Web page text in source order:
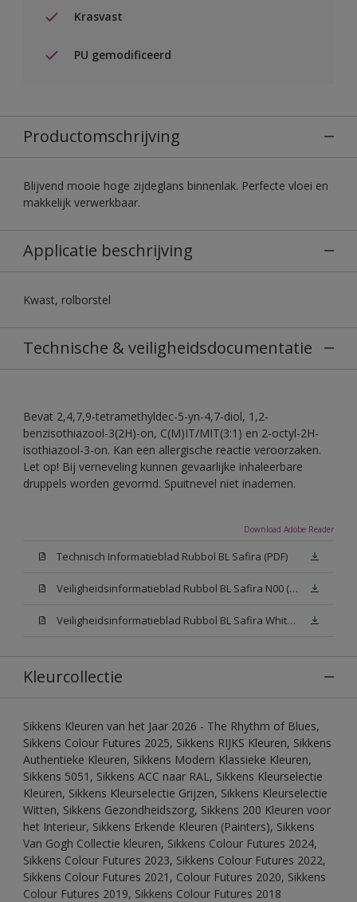
Krasvast
PU gemodificeerd
Productomschrijving
Blijvend mooie hoge zijdeglans binnenlak. Perfecte vloei en
makkelijk verwerkbaar.
Applicatie beschrijving
Kwast, rolborstel
Technische & veiligheidsdocumentatie
Bevat 2,4,7,9-tetramethyldec-5-yn-4,7-diol, 1,2-
benzisothiazool-3(2H)-on, C(M)IT/MIT(3:1) en 2-octyl-2H-
isothiazool-3-on. Kan een allergische reactie veroorzaken.
Let op! Bij verneveling kunnen gevaarlijke inhaleerbare
druppels worden gevormd. Spuitnevel niet inademen.
Download Adobe Reader
Technisch Informatieblad Rubbol BL Safira (PDF)
Veiligheidsinformatieblad Rubbol BL Safira N00 (MSDS)
Veiligheidsinformatieblad Rubbol BL Safira White W05 (MSDS)
Kleurcollectie
Sikkens Kleuren van het Jaar 2026 - The Rhythm of Blues,
Sikkens Colour Futures 2025, Sikkens RIJKS Kleuren, Sikkens
Authentieke Kleuren, Sikkens Modern Klassieke Kleuren,
Sikkens 5051, Sikkens ACC naar RAL, Sikkens Kleurselectie
Kleuren, Sikkens Kleurselectie Grijzen, Sikkens Kleurselectie
Witten, Sikkens Gezondheidszorg, Sikkens 200 Kleuren voor
het Interieur, Sikkens Erkende Kleuren (Painters), Sikkens
Van Gogh Collectie kleuren, Sikkens Colour Futures 2024,
Sikkens Colour Futures 2023, Sikkens Colour Futures 2022,
Sikkens Colour Futures 2021, Colour Futures 2020, Sikkens
Colour Futures 2019, Sikkens Colour Futures 2018